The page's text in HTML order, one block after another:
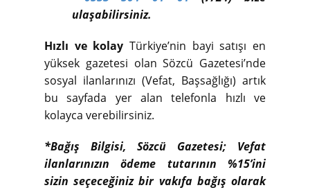
ulaşabilirsiniz.
Hızlı ve kolay Türkiye’nin bayi satışı en
yüksek gazetesi olan Sözcü Gazetesi’nde
sosyal ilanlarınızı (Vefat, Başsağlığı) artık
bu sayfada yer alan telefonla hızlı ve
kolayca verebilirsiniz.
*Bağış Bilgisi, Sözcü Gazetesi; Vefat
ilanlarınızın ödeme tutarının %15’ini
sizin seçeceğiniz bir vakıfa bağış olarak